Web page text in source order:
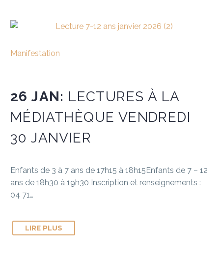
Manifestation
26 JAN: LECTURES À LA
MÉDIATHÈQUE VENDREDI
30 JANVIER
Enfants de 3 à 7 ans de 17h15 à 18h15Enfants de 7 – 12
ans de 18h30 à 19h30 Inscription et renseignements :
04 71…
LIRE PLUS